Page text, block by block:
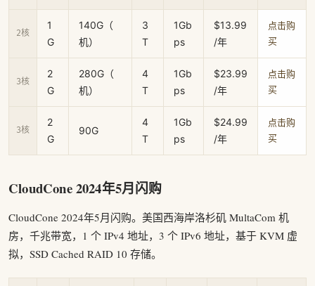
2核
1
G
140G（
机）
3
T
1Gb
ps
$13.99
/年
点击购
买
3核
2
G
280G（
机）
4
T
1Gb
ps
$23.99
/年
点击购
买
3核
2
G
90G
4
T
1Gb
ps
$24.99
/年
点击购
买
CloudCone 2024年5月闪购
CloudCone 2024年5月闪购。美国西海岸洛杉矶 MultaCom 机
房，千兆带宽，1 个 IPv4 地址，3 个 IPv6 地址，基于 KVM 虚
拟，SSD Cached RAID 10 存储。